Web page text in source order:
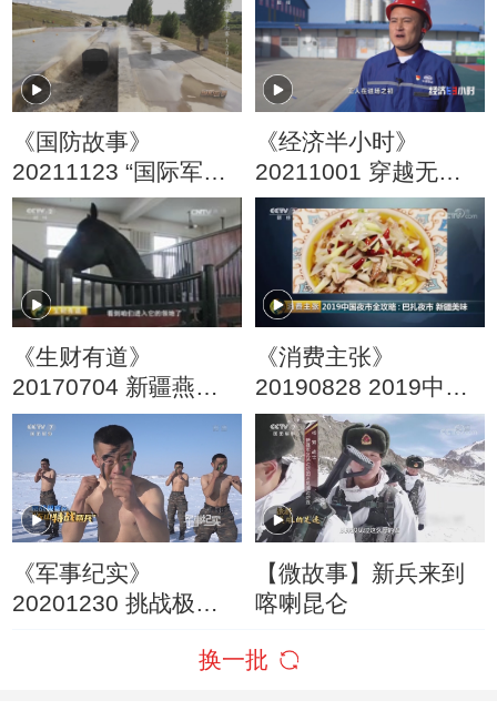
《国防故事》
20211123 “国际军事
比赛-2021”（八）
《经济半小时》
20211001 穿越无人
区的高速
《生财有道》
20170704 新疆燕儿
窝：古树下的生态财
《消费主张》
20190828 2019中国
夜市全攻略：巴扎夜
市 新疆美味
《军事纪实》
20201230 挑战极寒
【微故事】新兵来到
喀喇昆仑
换一批